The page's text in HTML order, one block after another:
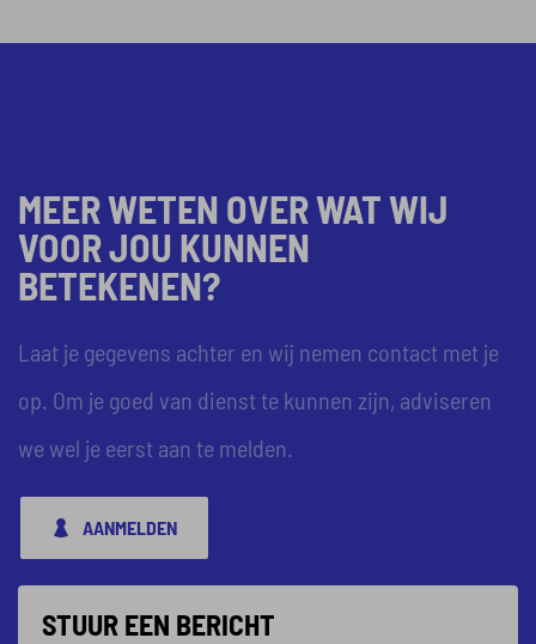
MEER WETEN OVER WAT WIJ
VOOR JOU KUNNEN
BETEKENEN?
Laat je gegevens achter en wij nemen contact met je
op. Om je goed van dienst te kunnen zijn, adviseren
we wel je eerst aan te melden.
AANMELDEN
STUUR EEN BERICHT